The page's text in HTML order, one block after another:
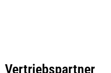
Vertriebspartner